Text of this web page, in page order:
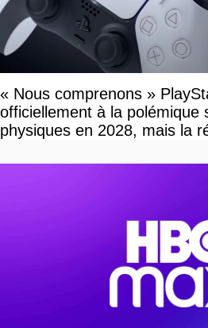
« Nous comprenons »
officiellement à la polémique
physiques en 2028, mais la